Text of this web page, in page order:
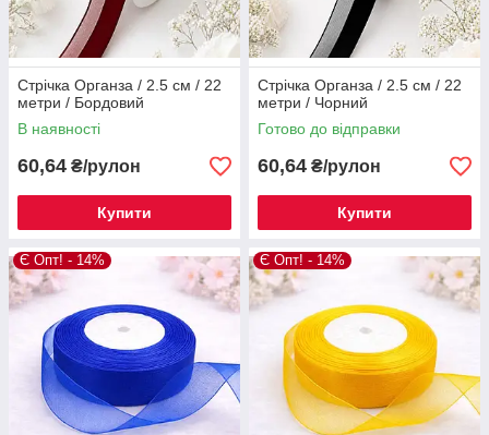
Стрічка Органза / 2.5 см / 22
метри / Бордовий
В наявності
60,64 ₴/рулон
Купити
Стрічка Органза / 2.5 см / 22
метри / Чорний
Готово до відправки
60,64 ₴/рулон
Купити
Є Опт! - 14% Є Опт! - 14%